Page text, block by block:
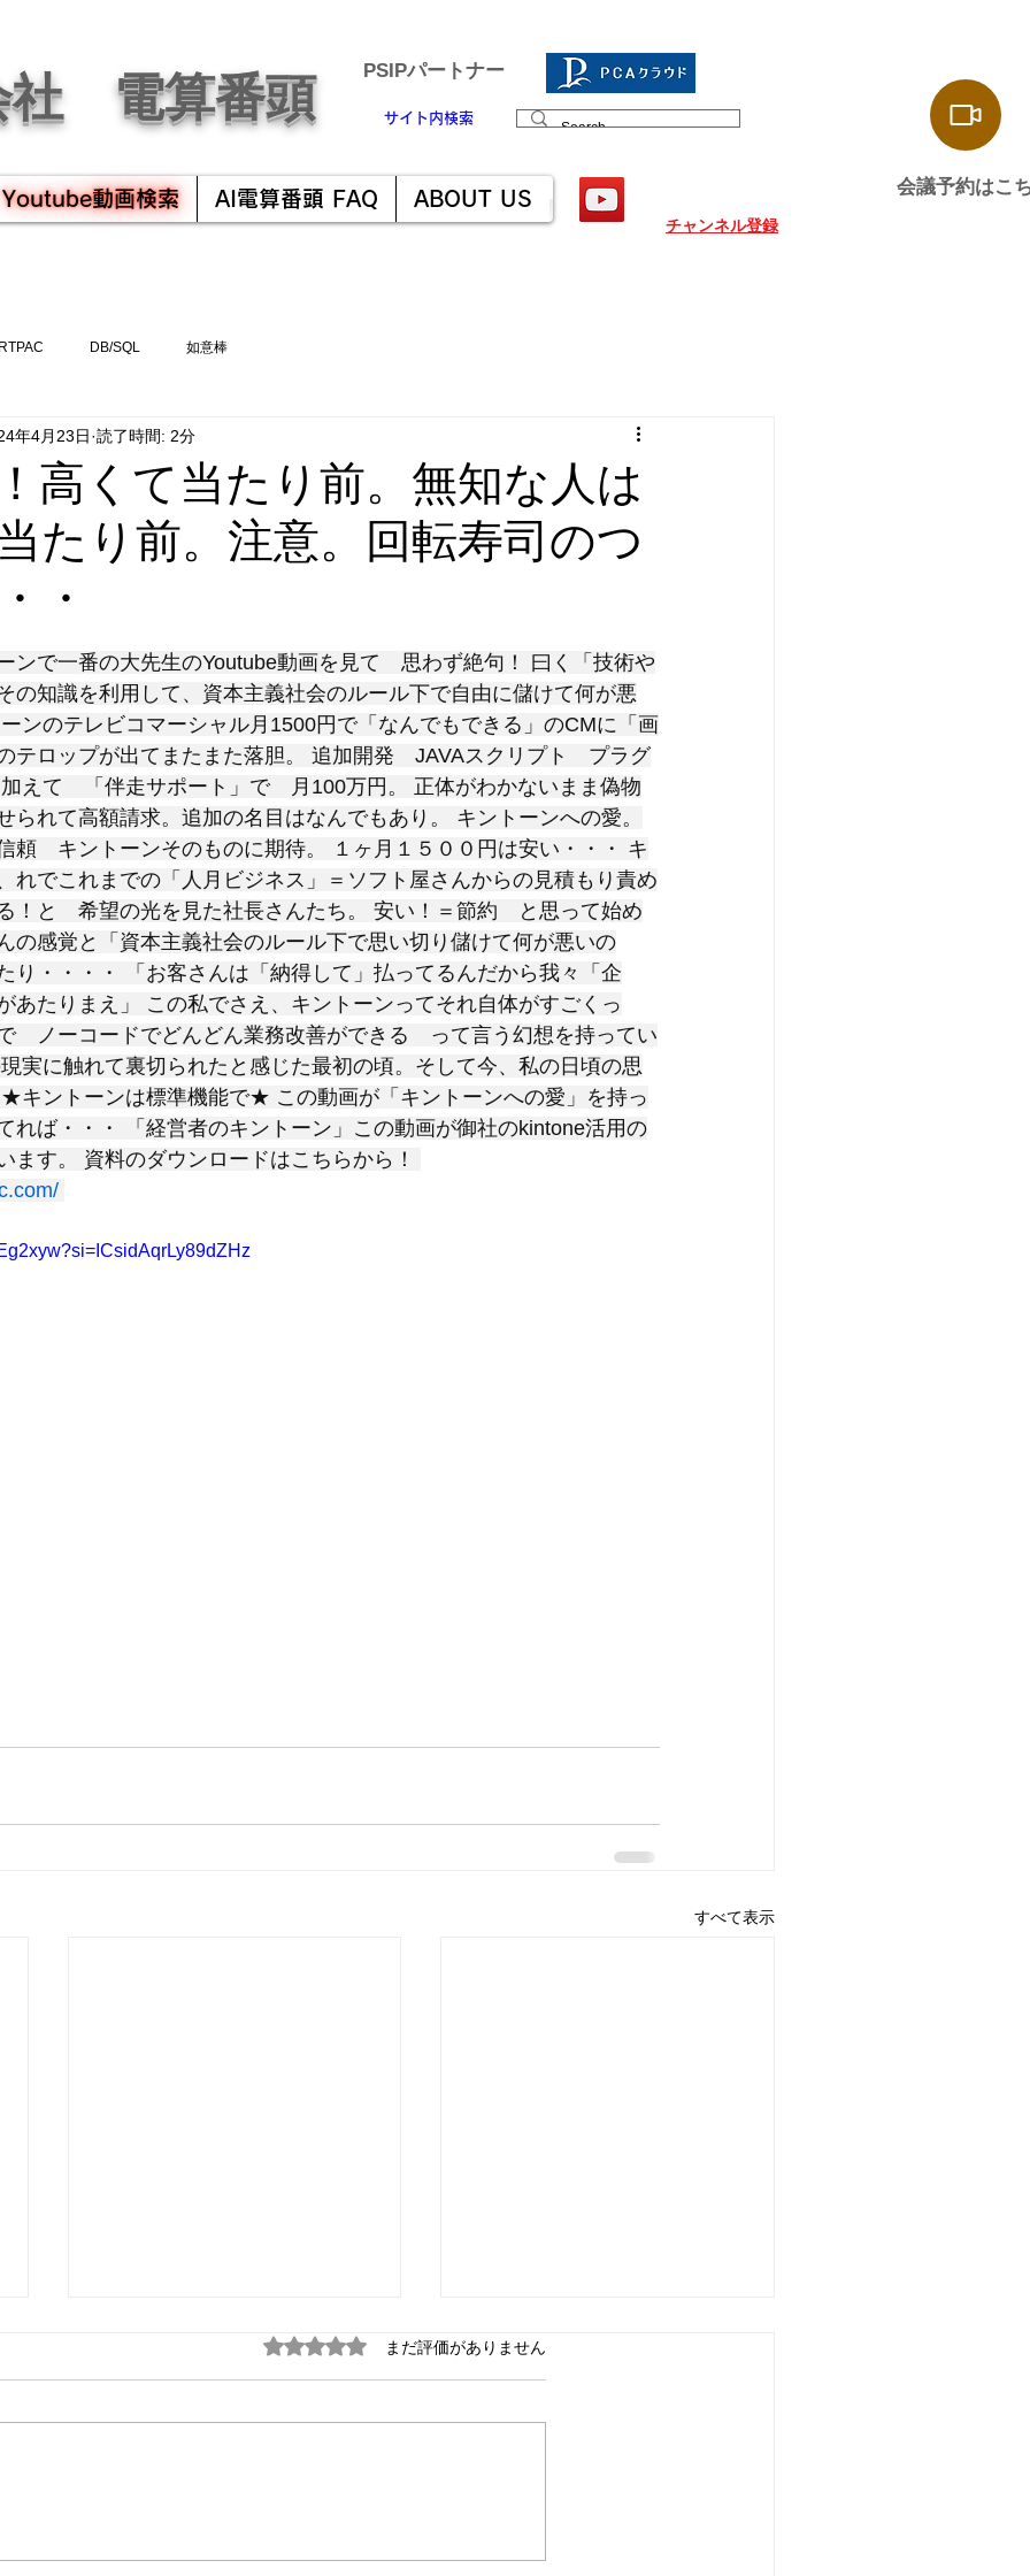
社 電算番頭 ​PSIPパートナー
サイト内検索
Youtube動画検索 AI電算番頭 FAQ ABOUT US
チャンネル登録
会議予約はこ
DB/SQL 如意棒
高くて当たり前。無知な人は
たり前。注意。回転寿司のつ
・
年4月23日 読了時間: 2分
ンで一番の大先生のYoutube動画を見て　思わず絶句！ 曰く「技術や
の知識を利用して、資本主義社会のルール下で自由に儲けて何が悪
ンのテレビコマーシャル月1500円で「なんでもできる」のCMに「画
テロップが出てまたまた落胆。 追加開発　JAVAスクリプト　プラグ
えて　「伴走サポート」で　月100万円。 正体がわかないまま偽物
られて高額請求。追加の名目はなんでもあり。 キントーンへの愛。
頼　キントーンそのものに期待。 １ヶ月１５００円は安い・・・ キ
れでこれまでの「人月ビジネス」＝ソフト屋さんからの見積もり責め
！と　希望の光を見た社長さんたち。 安い！＝節約　と思って始め
の感覚と「資本主義社会のルール下で思い切り儲けて何が悪いの
り・・・・ 「お客さんは「納得して」払ってるんだから我々「企
あたりまえ」 この私でさえ、キントーンってそれ自体がすごくっ
　ノーコードでどんどん業務改善ができる　って言う幻想を持ってい
実に触れて裏切られたと感じた最初の頃。そして今、私の日頃の思
キントーンは標準機能で★ この動画が「キントーンへの愛」を持っ
れば・・・ 「経営者のキントーン」この動画が御社のkintone活用の
ます。 資料のダウンロードはこちらから！
すべて表示
5つ星のうち0と評価されています。
まだ評価がありません